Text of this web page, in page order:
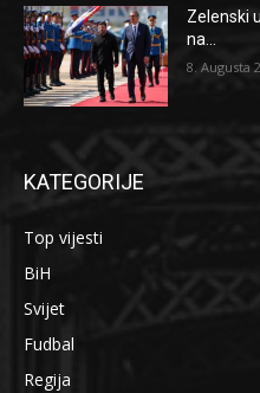
Zelenski
na...
8. Augusta
KATEGORIJE
Top vijesti
BiH
Svijet
Fudbal
Regija